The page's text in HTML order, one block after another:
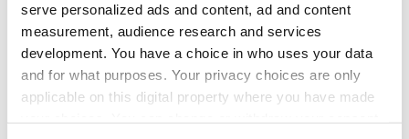
serve personalized ads and content, ad and content
measurement, audience research and services
development. You have a choice in who uses your data
and for what purposes. Your privacy choices are only
applicable on this digital property where you have made
Soyez le premier à être